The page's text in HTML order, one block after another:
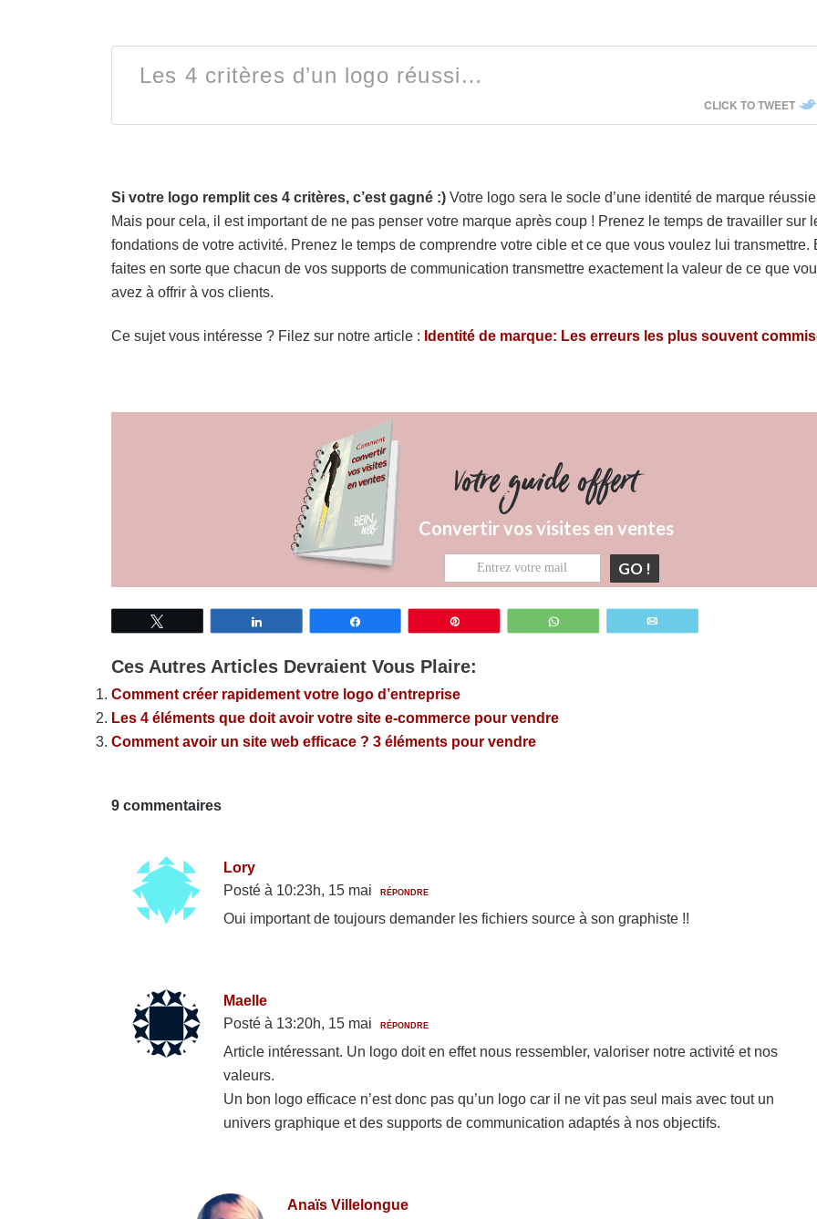
Les 4 critères d’un logo réussi…
CLICK TO TWEET
Si votre logo remplit ces 4 critères, c’est gagné :) Votre logo sera le socle d’une identité de marque
Mais pour cela, il est important de ne pas penser votre marque après coup ! Prenez le temps de travailler sur
fondations de votre activité. Prenez le temps de comprendre votre cible et ce que vous voulez lui transmettre.
faites en sorte que chacun de vos supports de communication transmettre exactement la valeur de ce que
avez à offrir à vos clients.
Ce sujet vous intéresse ? Filez sur notre article : Identité de marque: Les erreurs les plus souvent
Votre guide offert
Convertir vos visites en ventes
GO !
Ces Autres Articles Devraient Vous Plaire:
Comment créer rapidement votre logo d’entreprise
Les 4 éléments que doit avoir votre site e-commerce pour vendre
Comment avoir un site web efficace ? 3 éléments pour vendre
9 commentaires
Lory
Posté à 10:23h, 15 mai
RÉPONDRE
Oui important de toujours demander les fichiers source à son graphiste !!
Maelle
Posté à 13:20h, 15 mai
RÉPONDRE
Article intéressant. Un logo doit en effet nous ressembler, valoriser notre activité et nos
valeurs.
Un bon logo efficace n’est donc pas qu’un logo car il ne vit pas seul mais avec tout un
univers graphique et des supports de communication adaptés à nos objectifs.
Anaïs Villelongue